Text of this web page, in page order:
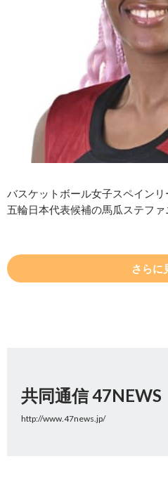
バスケットボール女子スペイン
五輪日本代表候補の馬瓜ステフ
さらに
共同通信 47NEWS
http://www.47news.jp/